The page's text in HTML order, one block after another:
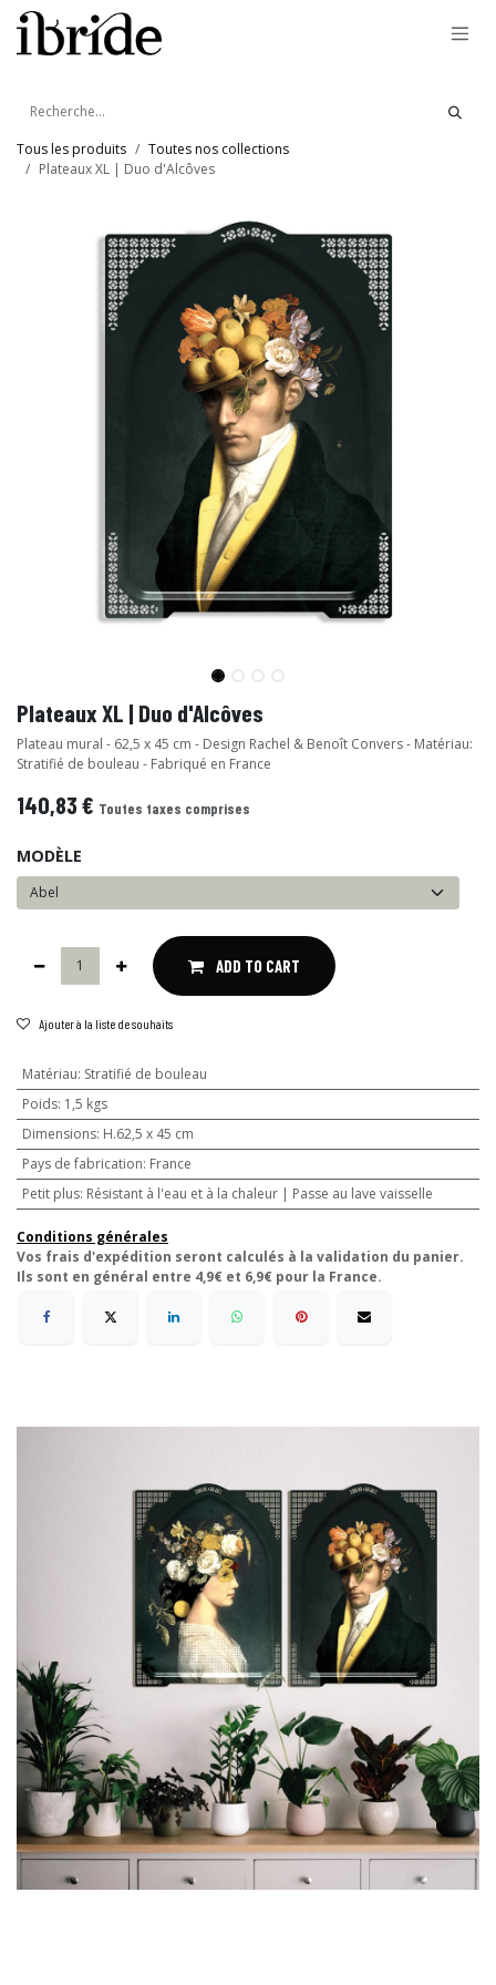
Se rendre au contenu
Tous les produits
Toutes nos collections
Plateaux XL | Duo d'Alcôves
Plateaux XL | Duo d'Alcôves
Plateau mural - 62,5 x 45 cm - Design Rachel & Benoît Convers - Matériau:
Stratifié de bouleau - Fabriqué en France
140,83€ Toutes taxes comprises
MODÈLE
ADD TO CART
Ajouter à la liste de souhaits
Matériau: Stratifié de bouleau
Poids: 1,5 kgs
Dimensions: H.62,5 x 45 cm
Pays de fabrication: France
Petit plus: Résistant à l'eau et à la chaleur | Passe au lave vaisselle
Conditions générales
Vos frais d'expédition seront calculés à la validation du panier.
Ils sont en général entre 4,9€ et 6,9€ pour la France.